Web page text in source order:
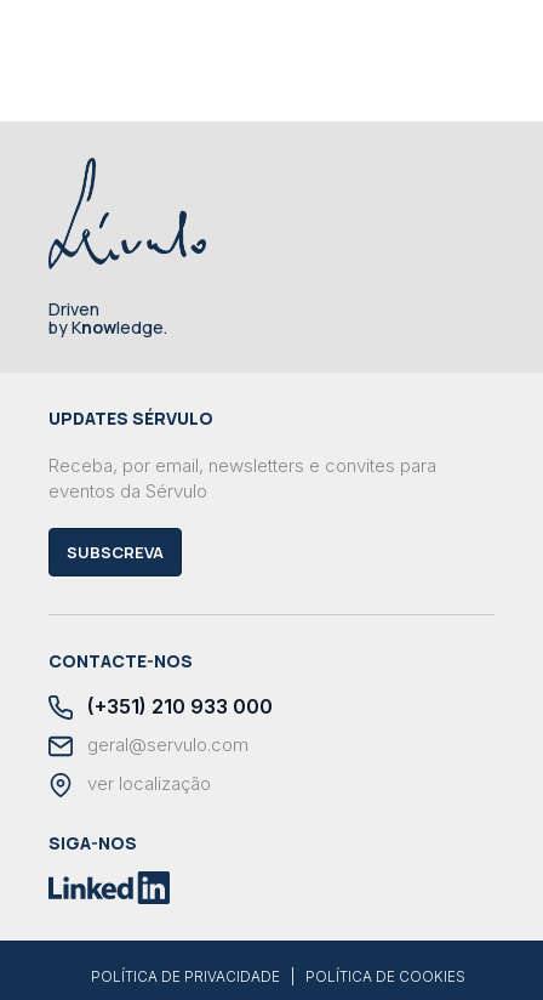
Driven
by Knowledge.
UPDATES SÉRVULO
Receba, por email, newsletters e convites para
eventos da Sérvulo
SUBSCREVA
CONTACTE-NOS
(+351) 210 933 000
geral@servulo.com
ver localização
SIGA-NOS
POLÍTICA DE PRIVACIDADE POLÍTICA DE COOKIES